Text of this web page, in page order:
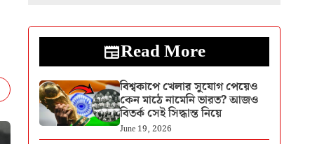
Read More
বিশ্বকাপে খেলার সুযোগ পেয়েও
কেন মাঠে নামেনি ভারত? আজও
বিতর্ক সেই সিদ্ধান্ত নিয়ে
June 19, 2026